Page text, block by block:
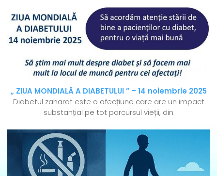
„ ZIUA MONDIALĂ A DIABETULUI ” – 14 noiembrie 2025
Diabetul zaharat este o afecțiune care are un impact
substanțial pe tot parcursul vieții, din